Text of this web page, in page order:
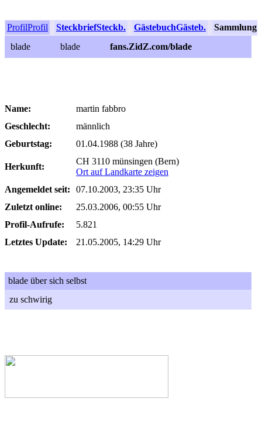
ProfilProfil SteckbriefSteckb. GästebuchGästeb. Sammlung
blade
blade fans.ZidZ.com/blade
Name:
martin fabbro
Geschlecht:
männlich
Geburtstag:
01.04.1988 (38 Jahre)
Herkunft:
CH 3110 münsingen (Bern)
Ort auf Landkarte zeigen
Angemeldet seit:
07.10.2003, 23:35 Uhr
Zuletzt online:
25.03.2006, 00:55 Uhr
Profil-Aufrufe:
5.821
Letztes Update:
21.05.2005, 14:29 Uhr
blade über sich selbst
zu schwirig